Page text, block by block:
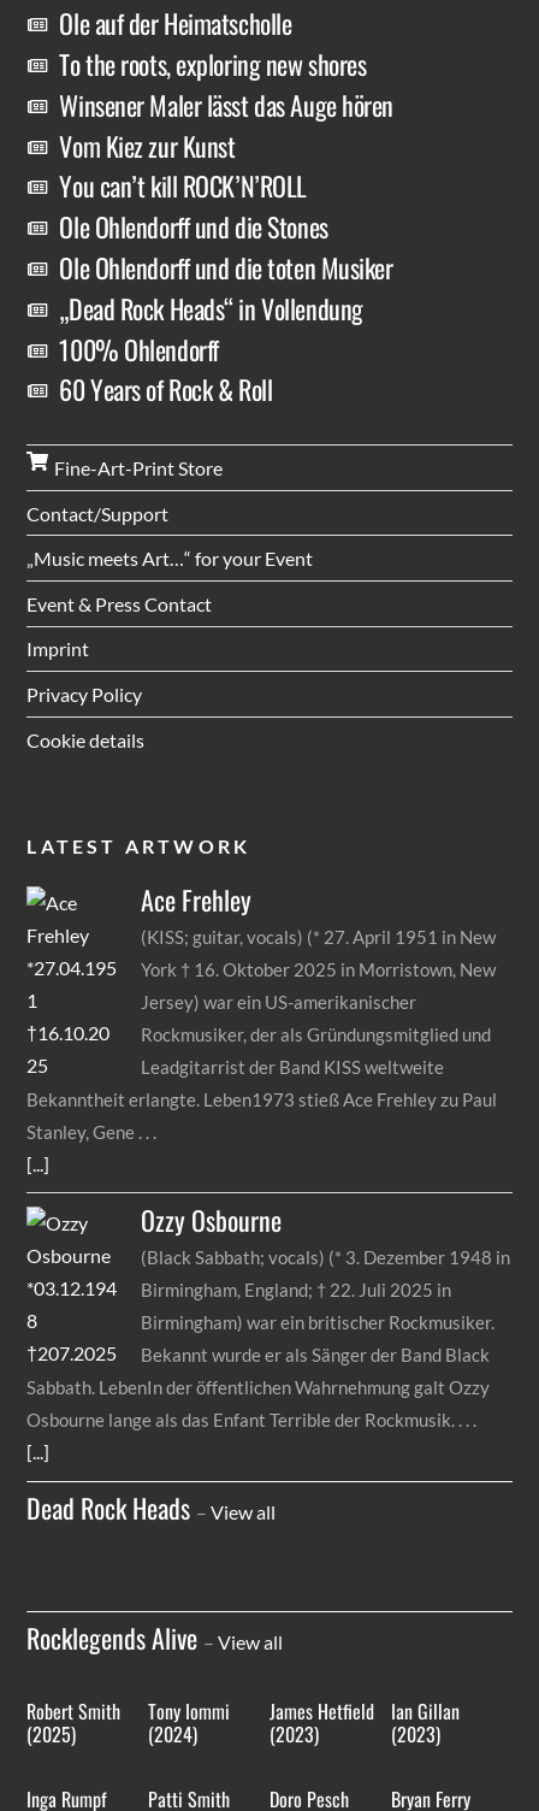
Ole auf der Heimatscholle
To the roots, exploring new shores
Winsener Maler lässt das Auge hören
Vom Kiez zur Kunst
You can’t kill ROCK’N’ROLL
Ole Ohlendorff und die Stones
Ole Ohlendorff und die toten Musiker
„Dead Rock Heads“ in Vollendung
100% Ohlendorff
60 Years of Rock & Roll
Fine-Art-Print Store
Contact/Support
„Music meets Art…“ for your Event
Event & Press Contact
Imprint
Privacy Policy
Cookie details
LATEST ARTWORK
AceFrehley
(KISS; guitar, vocals) (* 27. April 1951 in New
York † 16. Oktober 2025 in Morristown, New
Jersey) war ein US-amerikanischer
Rockmusiker, der als Gründungsmitglied und
Leadgitarrist der Band KISS weltweite
Bekanntheit erlangte. Leben1973 stieß Ace Frehley zu Paul
Stanley, Gene
[...]
OzzyOsbourne
(Black Sabbath; vocals) (* 3. Dezember 1948 in
Birmingham, England; † 22. Juli 2025 in
Birmingham) war ein britischer Rockmusiker.
Bekannt wurde er als Sänger der Band Black
Sabbath. LebenIn der öffentlichen Wahrnehmung galt Ozzy
Osbourne lange als das Enfant Terrible der Rockmusik.
[...]
Dead Rock Heads –View all
Rocklegends Alive –View all
Robert Smith
(2025)
Tony Iommi
(2024)
James Hetfield
(2023)
Ian Gillan
(2023)
Inga Rumpf Patti Smith Doro Pesch Bryan Ferry